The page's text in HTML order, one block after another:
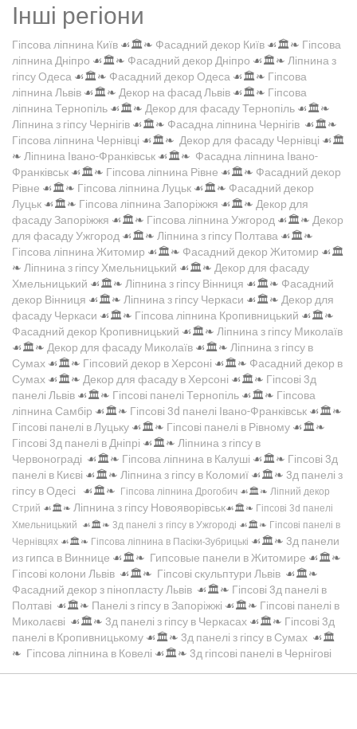
Інші регіони
Гіпсова ліпнина Київ ☙🏛️❧ Фасадний декор Київ ☙🏛️❧ Гіпсова
ліпнина Дніпро ☙🏛️❧ Фасадний декор Дніпро ☙🏛️❧ Ліпнина з
гіпсу Одеса ☙🏛️❧ Фасадний декор Одеса ☙🏛️❧ Гіпсова
ліпнина Львів ☙🏛️❧ Декор на фасад Львів ☙🏛️❧ Гіпсова
ліпнина Тернопіль ☙🏛️❧ Декор для фасаду Тернопіль ☙🏛️❧
Ліпнина з гіпсу Чернігів ☙🏛️❧ Фасадна ліпнина Чернігів ☙🏛️❧
Гіпсова ліпнина Чернівці ☙🏛️❧ Декор для фасаду Чернівці ☙🏛️
❧ Ліпнина Івано-Франківськ ☙🏛️❧ Фасадна ліпнина Івано-
Франківськ ☙🏛️❧ Гіпсова ліпнина Рівне ☙🏛️❧ Фасадний декор
Рівне ☙🏛️❧ Гіпсова ліпнина Луцьк ☙🏛️❧ Фасадний декор
Луцьк ☙🏛️❧ Гіпсова ліпнина Запоріжжя ☙🏛️❧ Декор для
фасаду Запоріжжя ☙🏛️❧ Гіпсова ліпнина Ужгород ☙🏛️❧ Декор
для фасаду Ужгород ☙🏛️❧ Ліпнина з гіпсу Полтава ☙🏛️❧
Гіпсова ліпнина Житомир ☙🏛️❧ Фасадний декор Житомир ☙🏛️
❧ Ліпнина з гіпсу Хмельницький ☙🏛️❧ Декор для фасаду
Хмельницький ☙🏛️❧ Ліпнина з гіпсу Вінниця ☙🏛️❧ Фасадний
декор Вінниця ☙🏛️❧ Ліпнина з гіпсу Черкаси ☙🏛️❧ Декор для
фасаду Черкаси ☙🏛️❧ Гіпсова ліпнина Кропивницький ☙🏛️❧
Фасадний декор Кропивницький ☙🏛️❧ Ліпнина з гіпсу Миколаїв
☙🏛️❧ Декор для фасаду Миколаїв ☙🏛️❧ Ліпнина з гіпсу в
Сумах ☙🏛️❧ Гіпсовий декор в Херсоні ☙🏛️❧ Фасадний декор в
Сумах ☙🏛️❧ Декор для фасаду в Херсоні ☙🏛️❧ Гіпсові 3д
панелі Львів ☙🏛️❧ Гіпсові панелі Тернопіль ☙🏛️❧ Гіпсова
ліпнина Самбір ☙🏛️❧ Гіпсові 3d панелі Івано-Франківськ ☙🏛️❧
Гіпсові панелі в Луцьку ☙🏛️❧ Гіпсові панелі в Рівному ☙🏛️❧
Гіпсові 3д панелі в Дніпрі ☙🏛️❧ Ліпнина з гіпсу в
Червонограді ☙🏛️❧ Гіпсова ліпнина в Калуші ☙🏛️❧ Гіпсові 3д
панелі в Києві ☙🏛️❧ Ліпнина з гіпсу в Коломиї ☙🏛️❧ 3д панелі з
гіпсу в Одесі ☙🏛️❧ Гіпсова ліпнина Дрогобич ☙🏛️❧ Ліпний декор
Стрий ☙🏛️❧ Ліпнина з гіпсу Новояворівськ☙🏛️❧ Гіпсові 3d панелі
Хмельницький ☙🏛️❧ 3д панелі з гіпсу в Ужгороді ☙🏛️❧ Гіпсові панелі в
Чернівцях ☙🏛️❧ Гіпсова ліпнина в Пасіки-Зубрицькі ☙🏛️❧ 3д панели
из гипса в Виннице ☙🏛️❧ Гипсовые панели в Житомире ☙🏛️❧
Гіпсові колони Львів ☙🏛️❧ Гіпсові скульптури Львів ☙🏛️❧
Фасадний декор з пінопласту Львів ☙🏛️❧ Гіпсові 3д панелі в
Полтаві ☙🏛️❧ Панелі з гіпсу в Запоріжжі ☙🏛️❧ Гіпсові панелі в
Миколаєві ☙🏛️❧ 3д панелі з гіпсу в Черкасах ☙🏛️❧ Гіпсові 3д
панелі в Кропивницькому ☙🏛️❧ 3д панелі з гіпсу в Сумах ☙🏛️
❧ Гіпсова ліпнина в Ковелі ☙🏛️❧ 3д гіпсові панелі в Чернігові